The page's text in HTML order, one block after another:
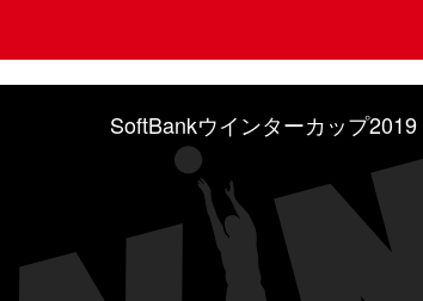
SoftBankウインターカップ2019